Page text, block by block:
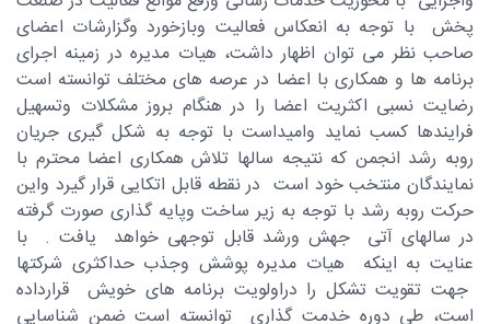
پخش با توجه به انعکاس فعالیت وبازخورد وگزارشات اعضای
صاحب نظر می توان اظهار داشت، هیات مدیره در زمینه اجرای
برنامه ها و همکاری با اعضا در عرصه های مختلف توانسته است
رضایت نسبی اکثریت اعضا را در هنگام بروز مشکلات وتسهیل
فرایندها کسب نماید وامیداست با توجه به شکل گیری جریان
روبه رشد انجمن که نتیجه سالها تلاش همکاری اعضا محترم با
نمایندگان منتخب خود است در نقطه قابل اتکایی قرار گیرد واین
حرکت روبه رشد با توجه به زیر ساخت وپایه گذاری صورت گرفته
در سالهای آتی جهش ورشد قابل توجهی خواهد یافت . با
عنایت به اینکه هیات مدیره پوشش وجذب حداکثری شرکتها
جهت تقویت تشکل را دراولویت برنامه های خویش قرارداده
است، طی دوره خدمت گذاری توانسته است ضمن شناسایی